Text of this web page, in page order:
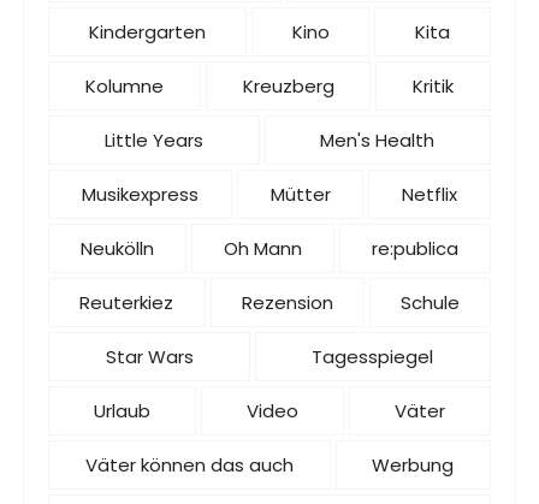
Kindergarten Kino Kita
Kolumne Kreuzberg Kritik
Little Years Men's Health
Musikexpress Mütter Netflix
Neukölln Oh Mann re:publica
Reuterkiez Rezension Schule
Star Wars Tagesspiegel
Urlaub Video Väter
Väter können das auch Werbung